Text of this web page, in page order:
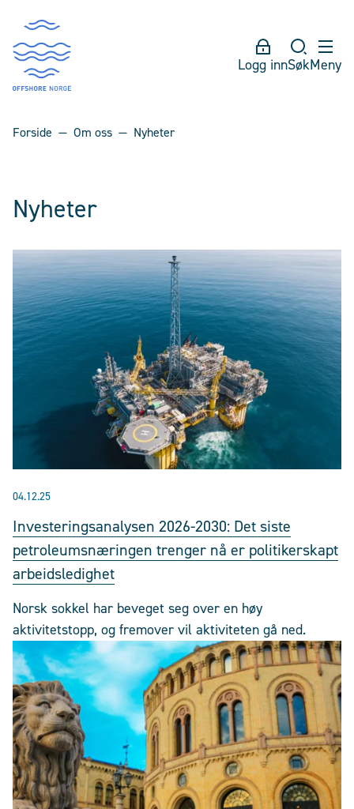
Logg innSøkMeny
Forside Om oss Nyheter
Nyheter
04.12.25
Investeringsanalysen 2026-2030: Det siste
petroleumsnæringen trenger nå er politikerskapt
arbeidsledighet
Norsk sokkel har beveget seg over en høy
aktivitetstopp, og fremover vil aktiviteten gå ned.